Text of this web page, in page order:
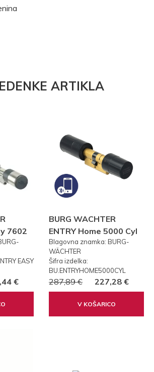
ARTIKLA
7602
EASY
€
BURG WACHTER
ENTRY Home 5000 Cyl
Blagovna znamka: BURG-
WÄCHTER
Šifra izdelka:
BU.ENTRYHOME5000CYL
287,89 € 227,28 €
V KOŠARICO